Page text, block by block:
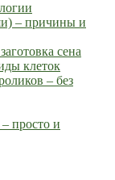
– причины и
сена
клеток
– без
просто и